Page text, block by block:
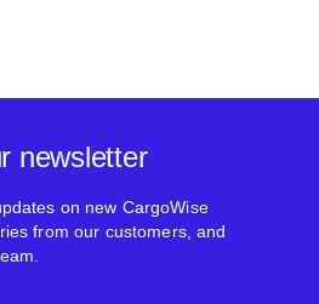
newsletter
on new CargoWise
from our customers, and